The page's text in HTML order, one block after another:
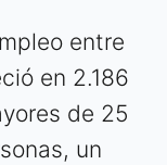
entre
en 2.186
de 25
un